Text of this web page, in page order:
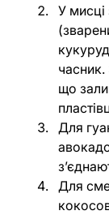
У
що
Для
Для